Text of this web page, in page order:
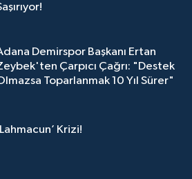
Demirspor Başkanı Ertan
Çarpıcı Çağrı: "Destek
Toparlanmak 10 Yıl Sürer"
Krizi!